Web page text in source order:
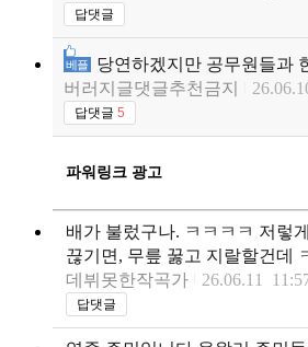
답댓글
베플
당연하겠지만 공무원들과
버러지글댓글추천금지
답댓글 5
파워링크 광고
배가 불렀구나. ㅋㅋㅋㅋ 저렇
끊기면, 무릎 꿇고 지랄할건데
데뷔못한작곡가
26.06.11
답댓글